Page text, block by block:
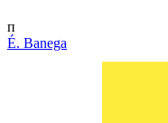
п
É. Banega